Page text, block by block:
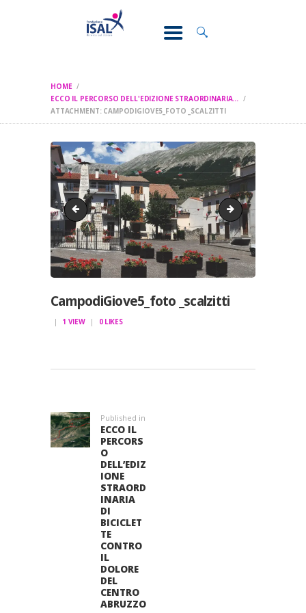
HOME
ECCO IL PERCORSO DELL'EDIZIONE STRAORDINARIA...
ATTACHMENT: CAMPODIGIOVE5_FOTO _SCALZITTI
CONOSCI IL
DOLORE
RICERCA
FORMAZIONE
CHI SIAMO
CampodiGiove_ Foto scalzitti
CampodiGiove5_foto _scalzitti
1 VIEW 0 LIKES
Published in
ECCO IL
PERCORS
O
DELL’EDIZ
IONE
STRAORD
INARIA
DI
BICICLET
TE
CONTRO
IL
DOLORE
DEL
CENTRO
ABRUZZO